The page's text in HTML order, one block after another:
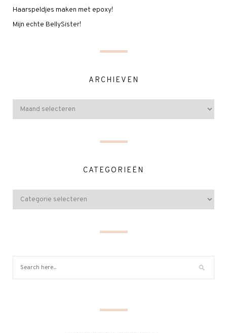
Haarspeldjes maken met epoxy!
Mijn echte BellySister!
ARCHIEVEN
CATEGORIEËN